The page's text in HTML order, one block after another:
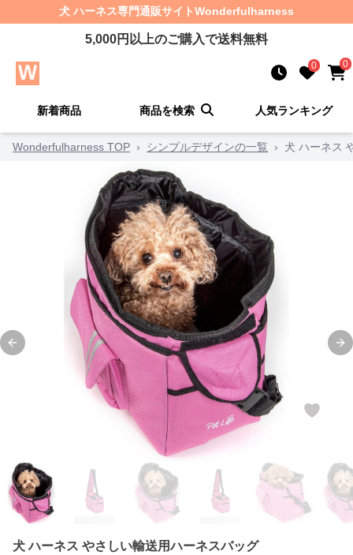
犬 ハーネス専門通販サイトWonderfulharness
5,000円以上のご購入で送料無料
0 0
新着商品 商品を検索 人気ランキング
Wonderfulharness TOP › シンプルデザインの一覧 › 犬 ハーネス
Previous slide
犬 ハーネス やさしい輸送用ハーネスバッグ